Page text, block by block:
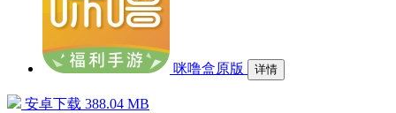
咪噜盒原版 详情
安卓下载 388.04 MB